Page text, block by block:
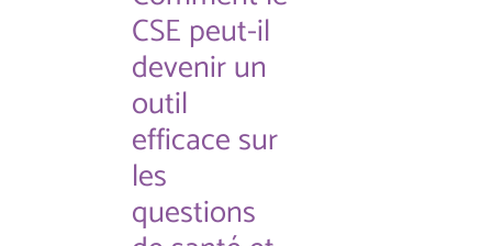
CSE peut-il
devenir un
outil
efficace sur
les
questions